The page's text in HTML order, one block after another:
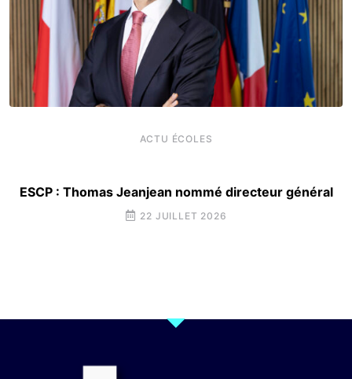
ACTU ÉCOLES
ESCP : Thomas Jeanjean nommé directeur général
22 JUILLET 2026